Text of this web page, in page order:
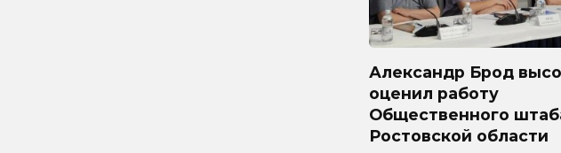
Александр Брод
оценил работу
Общественного
Ростовской области